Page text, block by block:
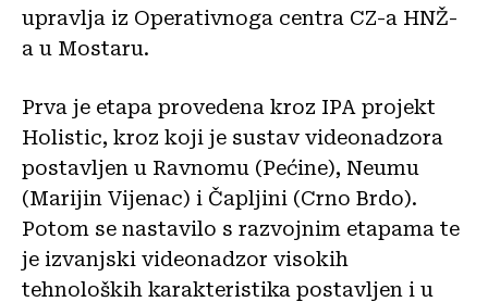
upravlja iz Operativnoga centra CZ-a HNŽ-
a u Mostaru.
Prva je etapa provedena kroz IPA projekt
Holistic, kroz koji je sustav videonadzora
postavljen u Ravnomu (Pećine), Neumu
(Marijin Vijenac) i Čapljini (Crno Brdo).
Potom se nastavilo s razvojnim etapama te
je izvanjski videonadzor visokih
tehnoloških karakteristika postavljen i u